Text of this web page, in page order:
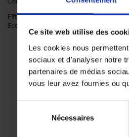
Ce site web utilise des
Les cookies nous
sociaux et d'analyser notre
partenaires de médias
vous leur avez fournies ou
Nécessaires
Filtrer sur une catégorie racine
Économie & Management (2)